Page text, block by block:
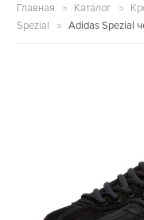
Главная Каталог
Spezial
Adidas Spezial